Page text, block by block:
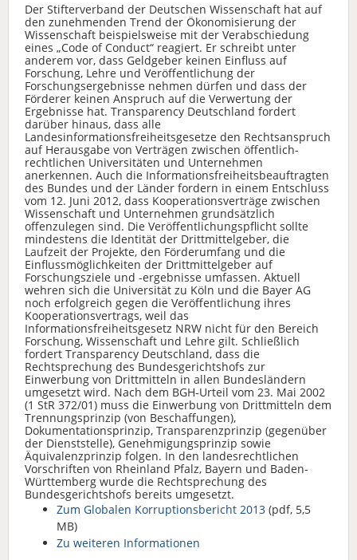
Der Stifterverband der Deutschen Wissenschaft hat auf
den zunehmenden Trend der Ökonomisierung der
Wissenschaft beispielsweise mit der Verabschiedung
eines „Code of Conduct“ reagiert. Er schreibt unter
anderem vor, dass Geldgeber keinen Einfluss auf
Forschung, Lehre und Veröffentlichung der
Forschungsergebnisse nehmen dürfen und dass der
Förderer keinen Anspruch auf die Verwertung der
Ergebnisse hat. Transparency Deutschland fordert
darüber hinaus, dass alle
Landesinformationsfreiheitsgesetze den Rechtsanspruch
auf Herausgabe von Verträgen zwischen öffentlich-
rechtlichen Universitäten und Unternehmen
anerkennen. Auch die Informationsfreiheitsbeauftragten
des Bundes und der Länder fordern in einem Entschluss
vom 12. Juni 2012, dass Kooperationsverträge zwischen
Wissenschaft und Unternehmen grundsätzlich
offenzulegen sind. Die Veröffentlichungspflicht sollte
mindestens die Identität der Drittmittelgeber, die
Laufzeit der Projekte, den Förderumfang und die
Einflussmöglichkeiten der Drittmittelgeber auf
Forschungsziele und -ergebnisse umfassen. Aktuell
wehren sich die Universität zu Köln und die Bayer AG
noch erfolgreich gegen die Veröffentlichung ihres
Kooperationsvertrags, weil das
Informationsfreiheitsgesetz NRW nicht für den Bereich
Forschung, Wissenschaft und Lehre gilt. Schließlich
fordert Transparency Deutschland, dass die
Rechtsprechung des Bundesgerichtshofs zur
Einwerbung von Drittmitteln in allen Bundesländern
umgesetzt wird. Nach dem BGH-Urteil vom 23. Mai 2002
(1 StR 372/01) muss die Einwerbung von Drittmitteln dem
Trennungsprinzip (von Beschaffungen),
Dokumentationsprinzip, Transparenzprinzip (gegenüber
der Dienststelle), Genehmigungsprinzip sowie
Äquivalenzprinzip folgen. In den landesrechtlichen
Vorschriften von Rheinland Pfalz, Bayern und Baden-
Württemberg wurde die Rechtsprechung des
Bundesgerichtshofs bereits umgesetzt.
Zum Globalen Korruptionsbericht 2013 (pdf, 5,5
MB)
Zu weiteren Informationen